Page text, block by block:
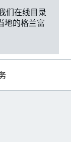
们在线目录
地的格兰富